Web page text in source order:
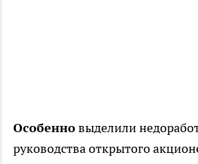
Особенновыделили
руководства открытого